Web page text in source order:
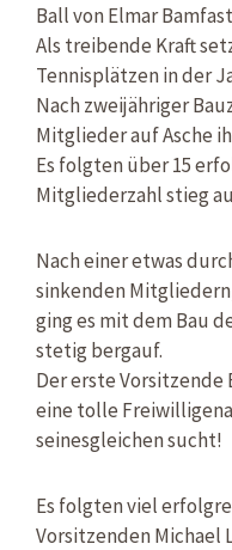
Ball von Elmar
Als treibende Kraft
Tennisplätzen in der
Nach zweijähriger
Mitglieder auf Asche
Es folgten über 15
Mitgliederzahl stieg
Nach einer etwas
sinkenden
ging es mit dem Bau
stetig bergauf.
Der erste
eine tolle
seinesgleichen sucht!
Es folgten viel
Vorsitzenden Michael